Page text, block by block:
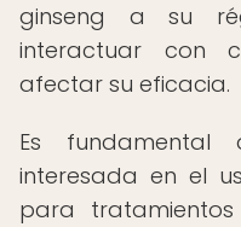
ginseng a su
interactuar con
afectar su eficacia.
Es fundamental
interesada en el
para